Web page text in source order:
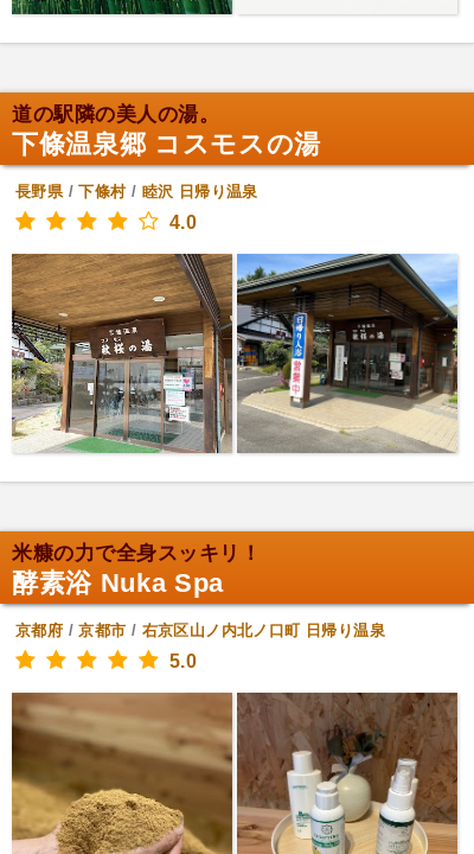
道の駅隣の美人の湯。
下條温泉郷 コスモスの湯
長野県/下條村/ 睦沢 日帰り温泉
4.0
米糠の力で全身スッキリ！
酵素浴 Nuka Spa
京都府 /京都市 / 右京区山ノ内北ノ口町 日帰り温泉
5.0